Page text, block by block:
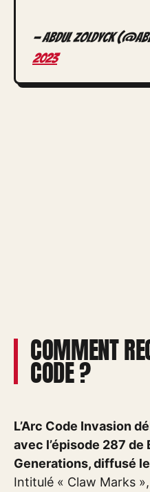
— Abdul Zoldyck
2023
COMMENT
CODE ?
L’Arc Code Invasion
avec l’épisode 287 de
Generations, diffusé
Intitulé « Claw Marks